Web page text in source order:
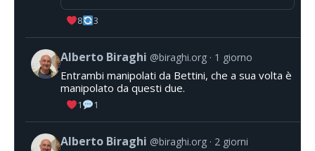
8 3
Alberto Biraghi @biraghi.org 1 giorno
Entrambi manipolati da Bettini, che a sua volta è
manipolato da questi due.
1 1
Alberto Biraghi @biraghi.org 2 giorni